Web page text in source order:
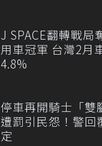
J SPACE翻轉戰局
用車冠軍 台灣2月
4.8%
停車再開騎士「雙
遭罰引民怨！警回
定